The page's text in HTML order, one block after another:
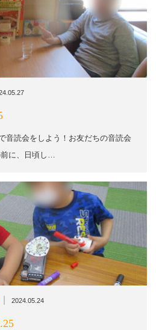
読会をしよう！お友だちの音読会
に、日頃し…
2024.05.24